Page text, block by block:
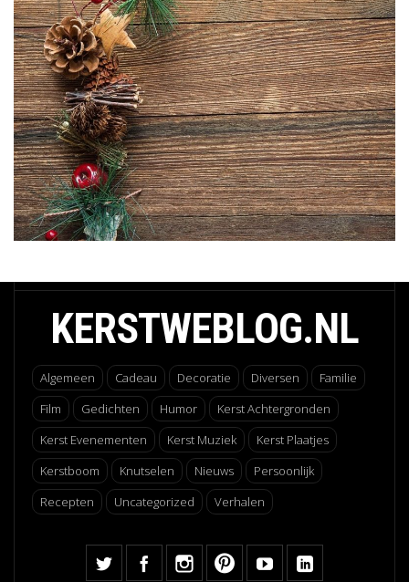
KERSTWEBLOG.NL
Algemeen Cadeau Decoratie Diversen
Familie
Film
Gedichten Humor
Kerst Achtergronden
Kerst Evenementen
Kerst Muziek
Kerst Plaatjes
Kerstboom
Knutselen Nieuws
Persoonlijk
Recepten
Uncategorized Verhalen